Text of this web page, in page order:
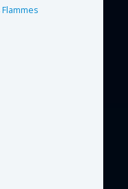
Flammes